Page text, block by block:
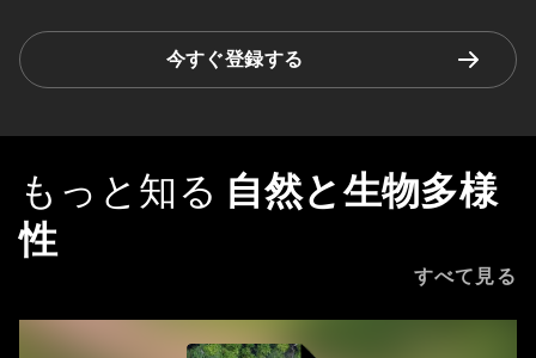
今すぐ登録する
もっと知る 自然と生物多様
性
すべて見る